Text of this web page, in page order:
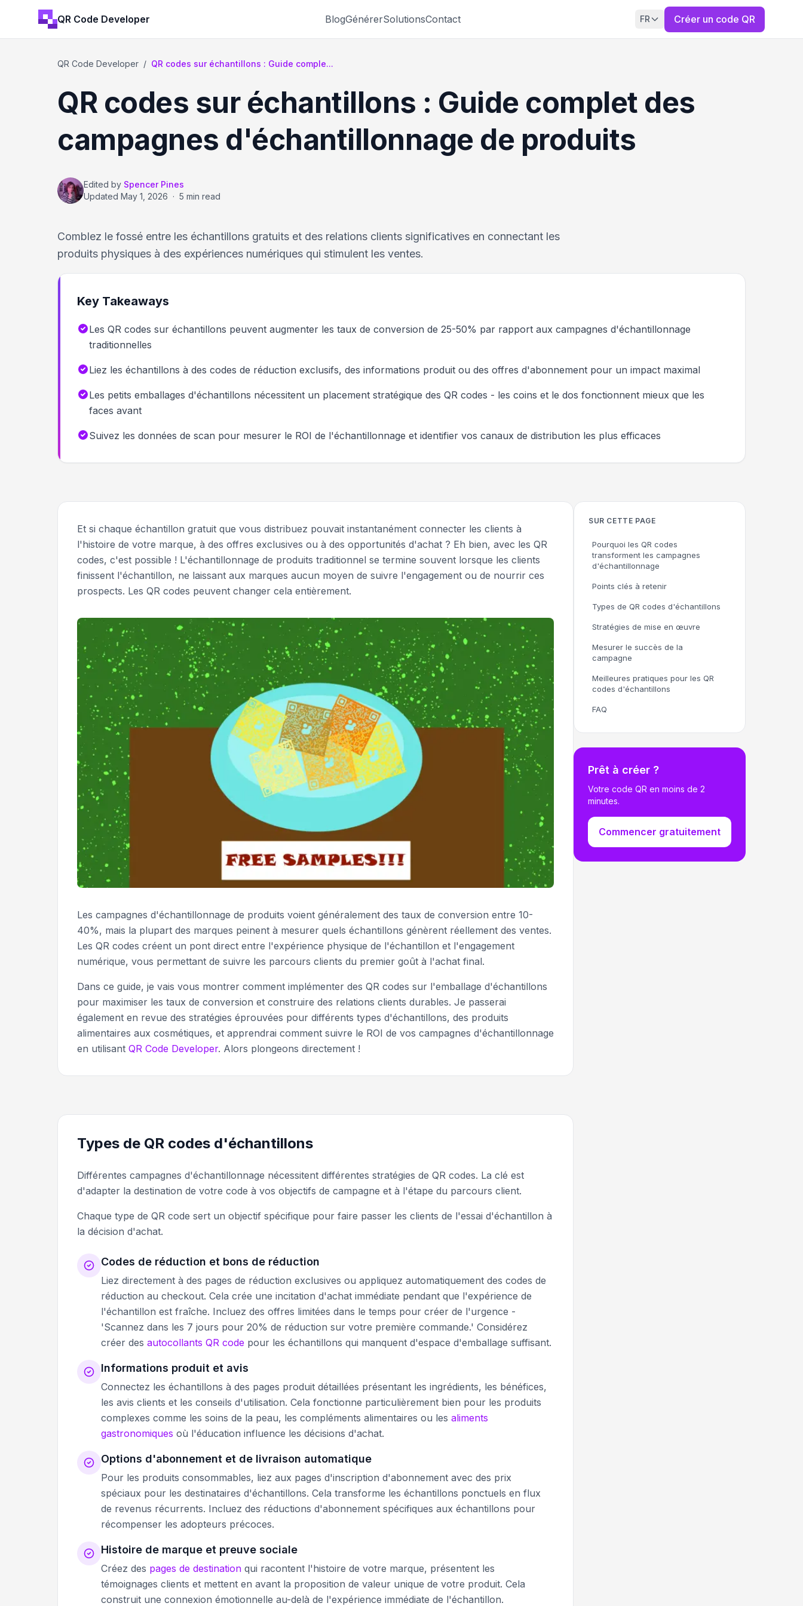
QR Code Developer BlogGénérerSolutionsContact FR Créer un code QR
QR Code Developer / QR codes sur échantillons : Guide comple...
QR codes sur échantillons : Guide complet des
campagnes d'échantillonnage de produits
Edited by Spencer Pines
Updated May 1, 2026 · 5 min read
Comblez le fossé entre les échantillons gratuits et des relations clients significatives en connectant les
produits physiques à des expériences numériques qui stimulent les ventes.
Key Takeaways
Les QR codes sur échantillons peuvent augmenter les taux de conversion de 25-50% par rapport aux campagnes d'échantillonnage
traditionnelles
Liez les échantillons à des codes de réduction exclusifs, des informations produit ou des offres d'abonnement pour un impact maximal
Les petits emballages d'échantillons nécessitent un placement stratégique des QR codes - les coins et le dos fonctionnent mieux que les
faces avant
Suivez les données de scan pour mesurer le ROI de l'échantillonnage et identifier vos canaux de distribution les plus efficaces
Et si chaque échantillon gratuit que vous distribuez pouvait instantanément connecter les clients à
l'histoire de votre marque, à des offres exclusives ou à des opportunités d'achat ? Eh bien, avec les QR
codes, c'est possible ! L'échantillonnage de produits traditionnel se termine souvent lorsque les clients
finissent l'échantillon, ne laissant aux marques aucun moyen de suivre l'engagement ou de nourrir ces
prospects. Les QR codes peuvent changer cela entièrement.
Les campagnes d'échantillonnage de produits voient généralement des taux de conversion entre 10-
40%, mais la plupart des marques peinent à mesurer quels échantillons génèrent réellement des ventes.
Les QR codes créent un pont direct entre l'expérience physique de l'échantillon et l'engagement
numérique, vous permettant de suivre les parcours clients du premier goût à l'achat final.
Dans ce guide, je vais vous montrer comment implémenter des QR codes sur l'emballage d'échantillons
pour maximiser les taux de conversion et construire des relations clients durables. Je passerai
également en revue des stratégies éprouvées pour différents types d'échantillons, des produits
alimentaires aux cosmétiques, et apprendrai comment suivre le ROI de vos campagnes d'échantillonnage
en utilisant QR Code Developer. Alors plongeons directement !
Types de QR codes d'échantillons
Différentes campagnes d'échantillonnage nécessitent différentes stratégies de QR codes. La clé est
d'adapter la destination de votre code à vos objectifs de campagne et à l'étape du parcours client.
Chaque type de QR code sert un objectif spécifique pour faire passer les clients de l'essai d'échantillon à
la décision d'achat.
Codes de réduction et bons de réduction
Liez directement à des pages de réduction exclusives ou appliquez automatiquement des codes de
réduction au checkout. Cela crée une incitation d'achat immédiate pendant que l'expérience de
l'échantillon est fraîche. Incluez des offres limitées dans le temps pour créer de l'urgence -
'Scannez dans les 7 jours pour 20% de réduction sur votre première commande.' Considérez
créer des autocollants QR code pour les échantillons qui manquent d'espace d'emballage suffisant.
Informations produit et avis
Connectez les échantillons à des pages produit détaillées présentant les ingrédients, les bénéfices,
les avis clients et les conseils d'utilisation. Cela fonctionne particulièrement bien pour les produits
complexes comme les soins de la peau, les compléments alimentaires ou les aliments
gastronomiques où l'éducation influence les décisions d'achat.
Options d'abonnement et de livraison automatique
Pour les produits consommables, liez aux pages d'inscription d'abonnement avec des prix
spéciaux pour les destinataires d'échantillons. Cela transforme les échantillons ponctuels en flux
de revenus récurrents. Incluez des réductions d'abonnement spécifiques aux échantillons pour
récompenser les adopteurs précoces.
Histoire de marque et preuve sociale
Créez des pages de destination qui racontent l'histoire de votre marque, présentent les
témoignages clients et mettent en avant la proposition de valeur unique de votre produit. Cela
construit une connexion émotionnelle au-delà de l'expérience immédiate de l'échantillon.
SUR CETTE PAGE
Pourquoi les QR codes
transforment les campagnes
d'échantillonnage
Points clés à retenir
Types de QR codes d'échantillons
Stratégies de mise en œuvre
Mesurer le succès de la
campagne
Meilleures pratiques pour les QR
codes d'échantillons
FAQ
Prêt à créer ?
Votre code QR en moins de 2
minutes.
Commencer gratuitement